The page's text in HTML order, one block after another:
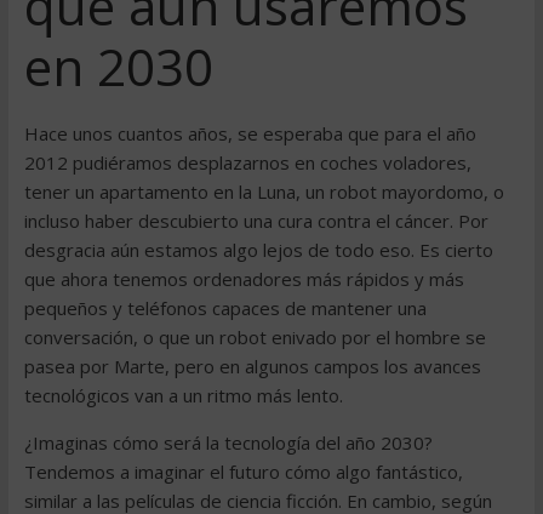
en 2030
Hace unos cuantos años, se esperaba que para el año
2012 pudiéramos desplazarnos en coches voladores,
tener un apartamento en la Luna, un robot mayordomo, o
incluso haber descubierto una cura contra el cáncer. Por
desgracia aún estamos algo lejos de todo eso. Es cierto
que ahora tenemos ordenadores más rápidos y más
pequeños y teléfonos capaces de mantener una
conversación, o que un robot enivado por el hombre se
pasea por Marte, pero en algunos campos los avances
tecnológicos van a un ritmo más lento.
¿Imaginas cómo será la tecnología del año 2030?
Tendemos a imaginar el futuro cómo algo fantástico,
similar a las películas de ciencia ficción. En cambio, según